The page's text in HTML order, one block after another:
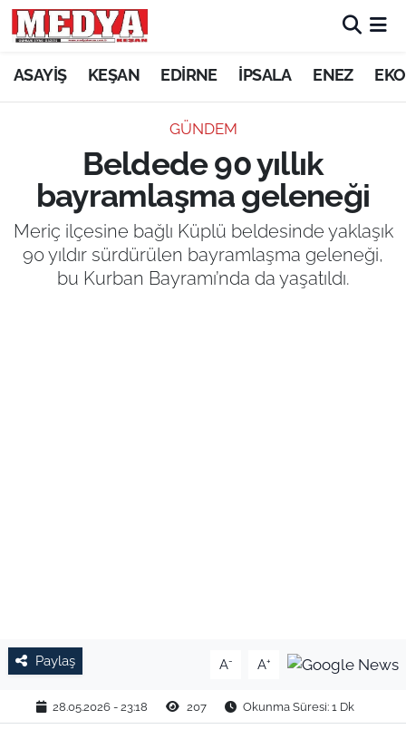
ASAYİŞ KEŞAN EDİRNE İPSALA ENEZ
GÜNDEM
Beldede 90 yıllık
bayramlaşma geleneği
Meriç ilçesine bağlı Küplü beldesinde yaklaşık
90 yıldır sürdürülen bayramlaşma geleneği,
bu Kurban Bayramı’nda da yaşatıldı.
Paylaş A- A+
28.05.2026 - 23:18 207 Okunma Süresi: 1 Dk
KEŞAN
ASAYİŞ
SİYASET
GÜNDEM
EDİRNE
TEKİRDAĞ